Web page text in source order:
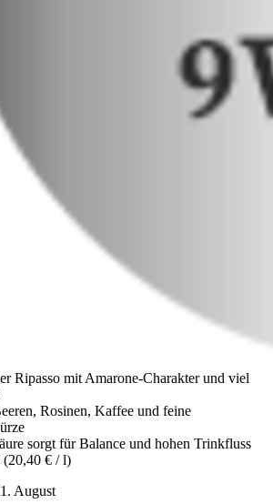
Ripasso mit Amarone-Charakter und viel
Rosinen, Kaffee und feine
sorgt für Balance und hohen Trinkfluss
(20,40 € / l)
August